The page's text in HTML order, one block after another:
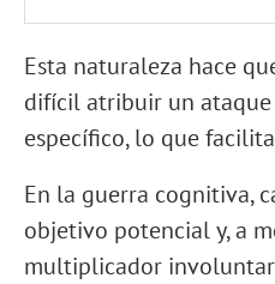
Esta naturaleza hace
difícil atribuir un
específico, lo que
En la guerra cognitiva,
objetivo potencial y, a
multiplicador